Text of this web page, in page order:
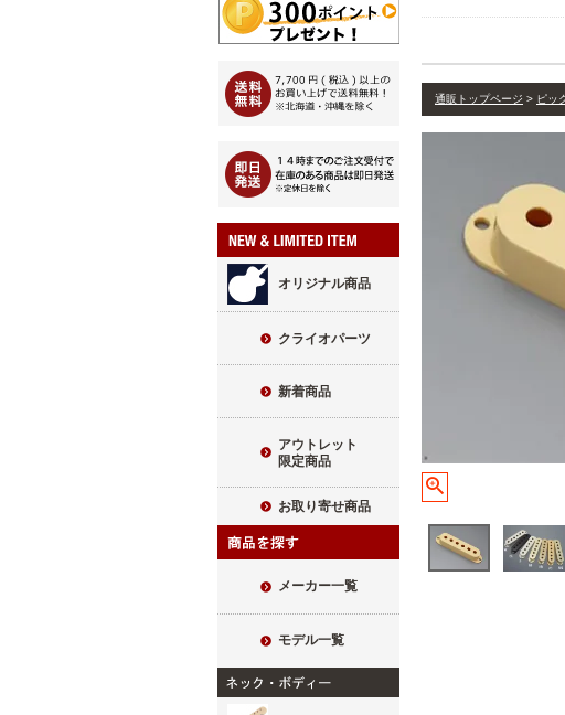
オリジナル商品
クライオパーツ
新着商品
アウトレット
限定商品
お取り寄せ商品
メーカー一覧
モデル一覧
通販トップページ ピッ